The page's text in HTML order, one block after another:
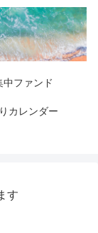
中ファンド
カレンダー
す